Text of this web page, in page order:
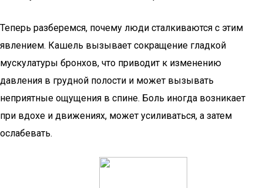
Теперь разберемся, почему люди сталкиваются с этим
явлением. Кашель вызывает сокращение гладкой
мускулатуры бронхов, что приводит к изменению
давления в грудной полости и может вызывать
неприятные ощущения в спине. Боль иногда возникает
при вдохе и движениях, может усиливаться, а затем
ослабевать.